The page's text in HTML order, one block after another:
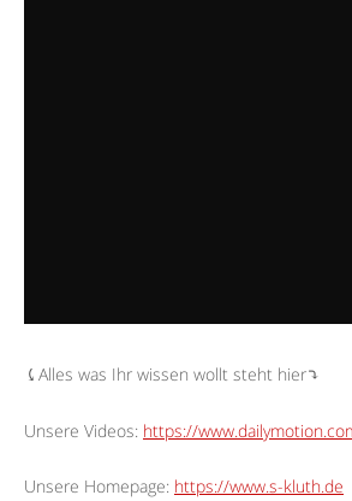
⤹Alles was Ihr wissen wollt steht hier⤵︎
Unsere Videos: https://
Unsere Homepage: https://www.s-kluth.de